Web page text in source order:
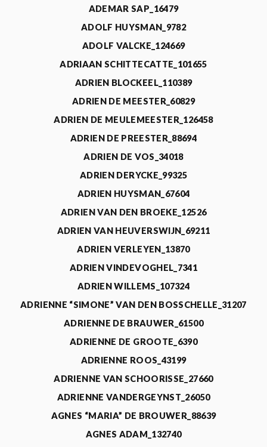
ADEMAR SAP_16479
ADOLF HUYSMAN_9782
ADOLF VALCKE_124669
ADRIAAN SCHITTECATTE_101655
ADRIEN BLOCKEEL_110389
ADRIEN DE MEESTER_60829
ADRIEN DE MEULEMEESTER_126458
ADRIEN DE PREESTER_88694
ADRIEN DE VOS_34018
ADRIEN DERYCKE_99325
ADRIEN HUYSMAN_67604
ADRIEN VAN DEN BROEKE_12526
ADRIEN VAN HEUVERSWIJN_69211
ADRIEN VERLEYEN_13870
ADRIEN VINDEVOGHEL_7341
ADRIEN WILLEMS_107324
ADRIENNE “SIMONE” VAN DEN BOSSCHELLE_31207
ADRIENNE DE BRAUWER_61500
ADRIENNE DE GROOTE_6390
ADRIENNE ROOS_43199
ADRIENNE VAN SCHOORISSE_27660
ADRIENNE VANDERGEYNST_26050
AGNES “MARIA” DE BROUWER_88639
AGNES ADAM_132740